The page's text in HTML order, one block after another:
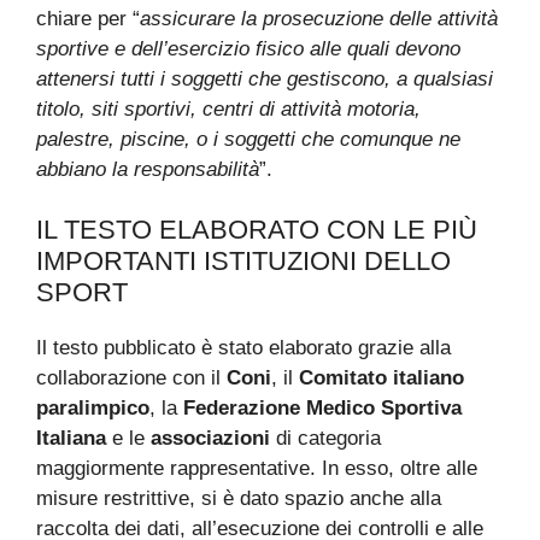
chiare per “assicurare la prosecuzione delle attività
sportive e dell’esercizio fisico alle quali devono
attenersi tutti i soggetti che gestiscono, a qualsiasi
titolo, siti sportivi, centri di attività motoria,
palestre, piscine, o i soggetti che comunque ne
abbiano la responsabilità”.
IL TESTO ELABORATO CON LE PIÙ
IMPORTANTI ISTITUZIONI DELLO
SPORT
Il testo pubblicato è stato elaborato grazie alla
collaborazione con il Coni, il Comitato italiano
paralimpico, la Federazione Medico Sportiva
Italianae le associazioni di categoria
maggiormente rappresentative. In esso, oltre alle
misure restrittive, si è dato spazio anche alla
raccolta dei dati, all’esecuzione dei controlli e alle